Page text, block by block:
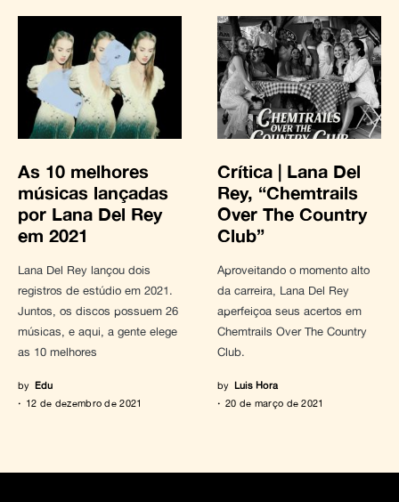
As 10 melhores
músicas lançadas
por Lana Del Rey
em 2021
Lana Del Rey lançou dois
registros de estúdio em 2021.
Juntos, os discos possuem 26
músicas, e aqui, a gente elege
as 10 melhores
by Edu
12 de dezembro de 2021
Crítica | Lana Del
Rey, “Chemtrails
Over The Country
Club”
Aproveitando o momento alto
da carreira, Lana Del Rey
aperfeiçoa seus acertos em
Chemtrails Over The Country
Club.
by Luis Hora
20 de março de 2021